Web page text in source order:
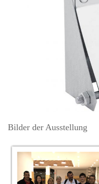
Bilder der Ausstellung